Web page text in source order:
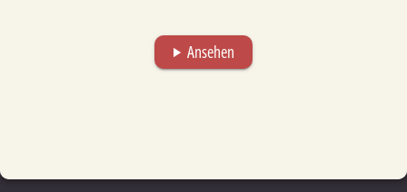
play_arrow Ansehen